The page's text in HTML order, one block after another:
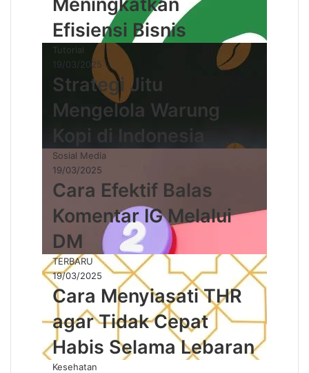
Efisiensi Bisnis
Tutorial
19/03/2025
Strategi Jitu
Mengelola Warung
Kopi di Indonesia
Sosial Media
19/03/2025
Cara Efektif Balas
Komentar IG Melalui
DM
TERBARU
19/03/2025
Cara Menyiasati THR
agar Tidak Cepat
Habis Selama Lebaran
Kesehatan